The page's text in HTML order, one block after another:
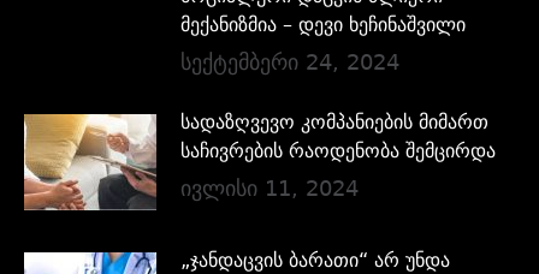
მექანიზმია – დევი ხეჩინაშვილი
სექტემბერი 24, 2024
სადაზღვევო კომპანიების მიმართ
საჩივრების რაოდენობა შემცირდა
ივლისი 11, 2024
„ჯანდაცვის ბარათი“ არ უნდა